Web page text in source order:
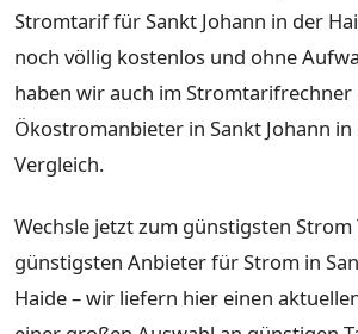
Stromtarif für Sankt Johann in der
noch völlig kostenlos und ohne
haben wir auch im Stromtarifrechner
Ökostromanbieter in Sankt Johann
Vergleich.
Wechsle jetzt zum günstigsten Strom
günstigsten Anbieter für Strom in
Haide – wir liefern hier einen